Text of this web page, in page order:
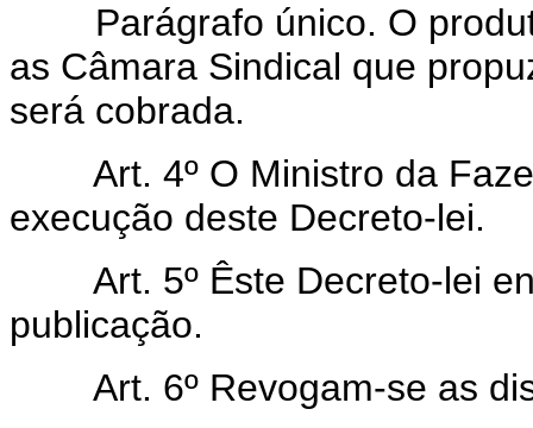
Parágrafo único. O
as Câmara Sindical que
será cobrada.
Art. 4º O Ministro da
execução deste Decreto-lei.
Art. 5º Êste Decreto-lei
publicação.
Art. 6º Revogam-se as